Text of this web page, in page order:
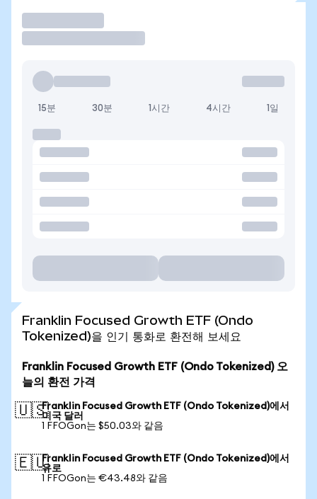
15분 30분 1시간 4시간 1일
Franklin Focused Growth ETF (Ondo
Tokenized)을 인기 통화로 환전해 보세요
Franklin Focused Growth ETF (Ondo Tokenized) 오
늘의 환전 가격
🇺🇸Franklin Focused Growth ETF (Ondo Tokenized)에서
미국 달러
1 FFOGon는 $50.03와 같음
🇪🇺Franklin Focused Growth ETF (Ondo Tokenized)에서
유로
1 FFOGon는 €43.48와 같음